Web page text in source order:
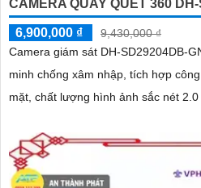
CAMERA QUAY QUÉT 360
6,900,000 ₫
9,430,000 ₫
Camera giám sát DH-SD29204DB-
minh chống xâm nhập, tích hợp
mặt, chất lượng hình ảnh sắc nét